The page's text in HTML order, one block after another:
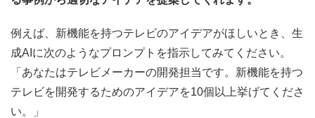
例えば、新機能を持つテレビのアイデアがほしいとき、生
成AIに次のようなプロンプトを指示してみてください。
「あなたはテレビメーカーの開発担当です。新機能を持つ
テレビを開発するためのアイデアを10個以上挙げてくださ
い。」